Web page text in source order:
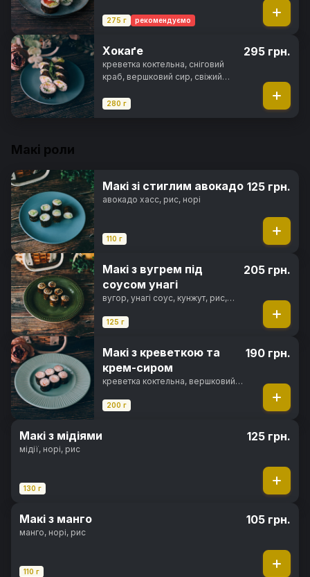
норі, рис
275 г рекомендуємо
Хокаґе
креветка коктельна, сніговий
краб, вершковий сир, свіжий
чилі соус, норі, рис
280 г
295 грн.
Макі роли
Макі зі стиглим авокадо
авокадо хасс, рис, норі
110 г
125 грн.
Макі з вугрем під
соусом унагі
вугор, унагі соус, кунжут, рис,
125 г
205 грн.
Макі з креветкою та
крем-сиром
креветка коктельна, вершковий
200 г
190 грн.
Макі з мідіями
мідії, норі, рис
130 г
125 грн.
Макі з манго
манго, норі, рис
110 г
105 грн.